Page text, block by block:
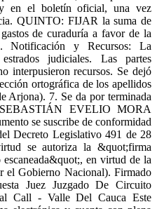
en el boletín oficial, una vez
QUINTO: FIJAR la suma de
de curaduría a favor de la
Notificación y Recursos: La
judiciales. Las partes
interpusieron recursos. Se dejó
ortográfica de los apellidos
Arjona). 7. Se da por terminada
EVELIO MORA
se suscribe de conformidad
Decreto Legislativo 491 de 28
se autoriza la &quot;firma
en virtud de la
el Gobierno Nacional). Firmado
Juez Juzgado De Circuito
Call - Valle Del Cauca Este